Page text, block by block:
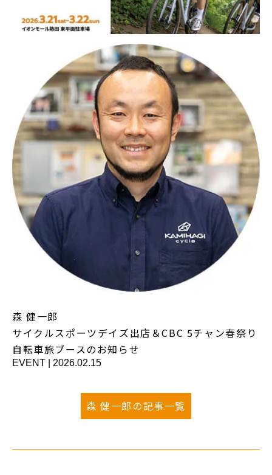
森 健一郎
サイクルスポーツデイズ出店＆CBC 5チャン春祭り
自転車旅ブースのお知らせ
EVENT 2026.02.15
森 健一郎の記事一覧